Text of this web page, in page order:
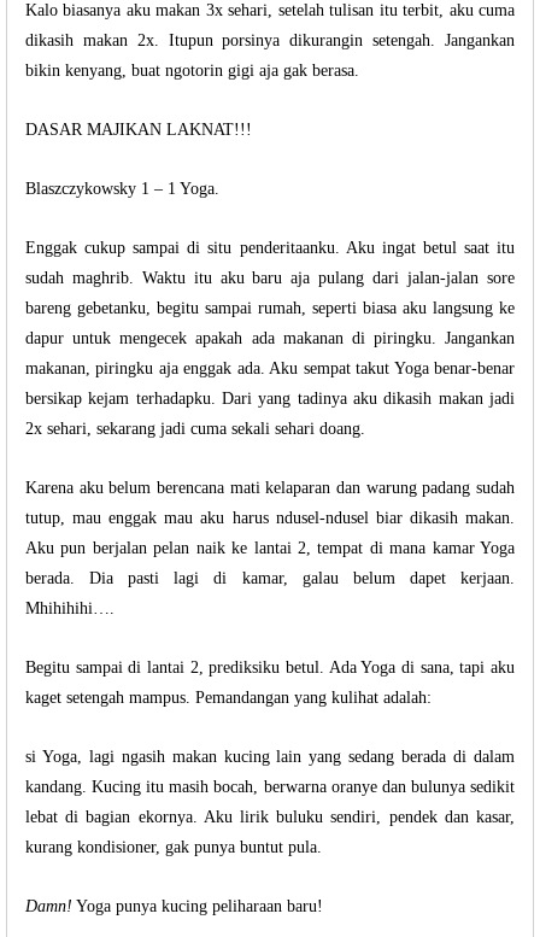
Kalo biasanya aku makan 3x sehari, setelah tulisan itu terbit, aku cuma
dikasih makan 2x. Itupun porsinya dikurangin setengah. Jangankan
bikin kenyang, buat ngotorin gigi aja gak berasa.
DASAR MAJIKAN LAKNAT!!!
Blaszczykowsky 1 – 1 Yoga.
Enggak cukup sampai di situ penderitaanku. Aku ingat betul saat itu
sudah maghrib. Waktu itu aku baru aja pulang dari jalan-jalan sore
bareng gebetanku, begitu sampai rumah, seperti biasa aku langsung ke
dapur untuk mengecek apakah ada makanan di piringku. Jangankan
makanan, piringku aja enggak ada. Aku sempat takut Yoga benar-benar
bersikap kejam terhadapku. Dari yang tadinya aku dikasih makan jadi
2x sehari, sekarang jadi cuma sekali sehari doang.
Karena aku belum berencana mati kelaparan dan warung padang sudah
tutup, mau enggak mau aku harus ndusel-ndusel biar dikasih makan.
Aku pun berjalan pelan naik ke lantai 2, tempat di mana kamar Yoga
berada. Dia pasti lagi di kamar, galau belum dapet kerjaan.
Mhihihihi….
Begitu sampai di lantai 2, prediksiku betul. Ada Yoga di sana, tapi aku
kaget setengah mampus. Pemandangan yang kulihat adalah:
si Yoga, lagi ngasih makan kucing lain yang sedang berada di dalam
kandang. Kucing itu masih bocah, berwarna oranye dan bulunya sedikit
lebat di bagian ekornya. Aku lirik buluku sendiri, pendek dan kasar,
kurang kondisioner, gak punya buntut pula.
Damn! Yoga punya kucing peliharaan baru!